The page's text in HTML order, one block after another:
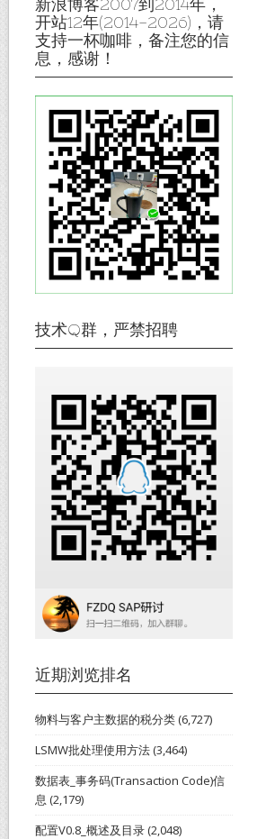
新浪博客2007到2014年，
开站12年(2014-2026)，请
支持一杯咖啡，备注您的信
息，感谢！
技术Q群，严禁招聘
近期浏览排名
物料与客户主数据的税分类(6,727)
LSMW批处理使用方法(3,464)
数据表_事务码(Transaction Code)信
息 (2,179)
配置V0.8_概述及目录(2,048)